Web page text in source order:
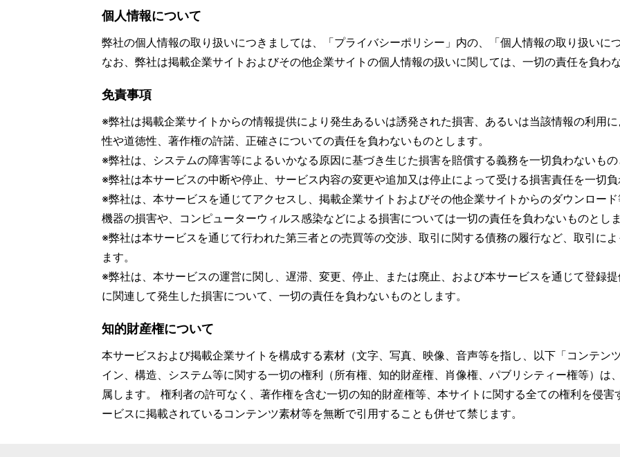
個人情報について
弊社の個人情報の取り扱いにつきましては、「プライバシーポリシー」内の、「個人情報の取り扱いに
なお、弊社は掲載企業サイトおよびその他企業サイトの個人情報の扱いに関しては、一切の責任を負わ
免責事項
※弊社は掲載企業サイトからの情報提供により発生あるいは誘発された損害、あるいは当該情報の利用
性や道徳性、著作権の許諾、正確さについての責任を負わないものとします。
※弊社は、システムの障害等によるいかなる原因に基づき生じた損害を賠償する義務を一切負わないもの
※弊社は本サービスの中断や停止、サービス内容の変更や追加又は停止によって受ける損害責任を一切負
※弊社は、本サービスを通じてアクセスし、掲載企業サイトおよびその他企業サイトからのダウンロー
機器の損害や、コンピューターウィルス感染などによる損害については一切の責任を負わないものとしま
※弊社は本サービスを通じて行われた第三者との売買等の交渉、取引に関する債務の履行など、取引に
ます。
※弊社は、本サービスの運営に関し、遅滞、変更、停止、または廃止、および本サービスを通じて登録
に関連して発生した損害について、一切の責任を負わないものとします。
知的財産権について
本サービスおよび掲載企業サイトを構成する素材（文字、写真、映像、音声等を指し、以下「コンテン
イン、構造、システム等に関する一切の権利（所有権、知的財産権、肖像権、パブリシティー権等）は
属します。 権利者の許可なく、著作権を含む一切の知的財産権等、本サイトに関する全ての権利を侵
ービスに掲載されているコンテンツ素材等を無断で引用することも併せて禁じます。